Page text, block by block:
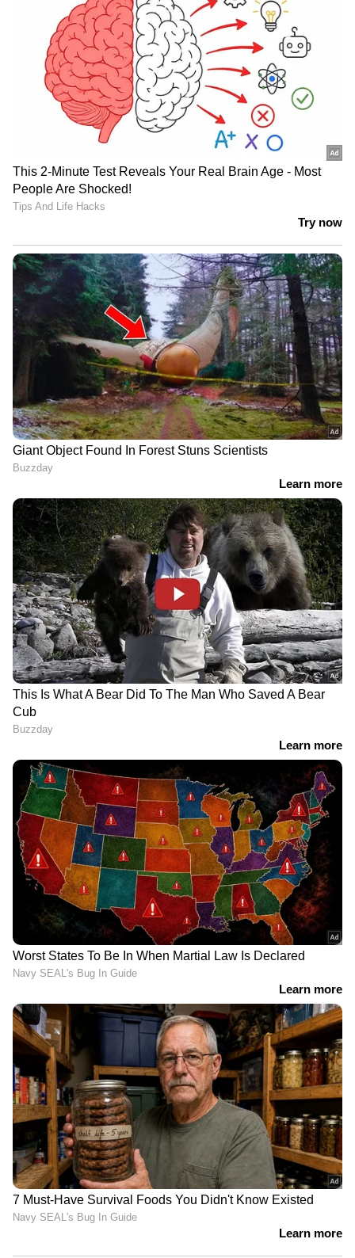
കോറുകൾക്ക് പകരം പഴയ ക്രൈയോ (Kryo)
കോറുകളാണ് സ്‍നാപ്ഡ്രാഗൺ Cയിൽ
ഉപയോഗിച്ചിരിക്കുന്നത്. കൂടാതെ എഐ
പ്രവർത്തനങ്ങൾക്കായി എൻപിയു
ഉൾപ്പെടുത്തിയിട്ടുണ്ടെങ്കിലും, ഈ
ലാപ്‌ടോപ്പുകൾ മൈക്രോസോഫ്റ്റിന്റെ
കോപൈലറ്റ്+പിസി വിഭാഗത്തിൽ ഉൾപ്പെടില്ല.
അതിനാൽ ചില ഉയർന്ന തലത്തിലുള്ള എഐ
സൗകര്യങ്ങൾ ഉപയോക്താക്കൾക്ക് ലഭിക്കില്ല.
എങ്കിലും കുറഞ്ഞ വില, ദീർഘമായ ബാറ്ററി
ലൈഫ്, ശാന്തമായ പ്രവർത്തനം എന്നിവയുടെ
സംയോജനത്തോടെ ബജറ്റ് ലാപ്‌ടോപ്പ്
വിപണിയിൽ പുതിയ മത്സരം സൃഷ്‍ടിക്കാൻ
സ്‍നാപ്ഡ്രാഗൺ സിയ്ക്ക് കഴിയും എന്നാണ്
വിലയിരുത്തൽ.